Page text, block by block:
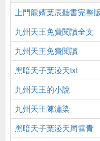
上門龍婿葉辰聽書完整版
九州天王免費閱讀全文
九州天王免費閱讀
黑暗天子葉淩天txt
九州天王的小說
九州天王陳瀟染
黑暗天子葉淩天周雪青